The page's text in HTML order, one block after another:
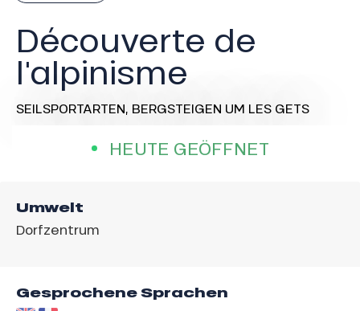
Découverte de
l'alpinisme
SEILSPORTARTEN, BERGSTEIGEN UM LES GETS
HEUTE GEÖFFNET
Umwelt
Dorfzentrum
Gesprochene Sprachen